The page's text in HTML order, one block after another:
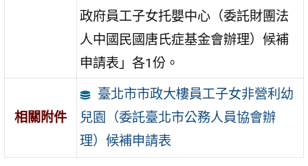
政府員工子女托嬰中心（委託財團法
人中國民國唐氏症基金會辦理）候補
申請表」各1份。
相關附件
臺北市市政大樓員工子女非營利幼
兒園（委託臺北市公務人員協會辦
理）候補申請表